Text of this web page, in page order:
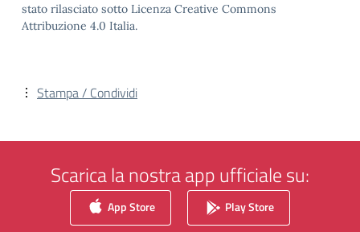
stato rilasciato sotto Licenza Creative Commons
Attribuzione 4.0 Italia.
Stampa / Condividi
Scarica la nostra app ufficiale su:
App Store Play Store